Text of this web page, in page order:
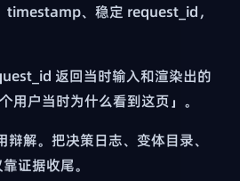
、稳定 request_id，
返回当时输入和渲染出的
用户当时为什么看到这页」。
解。把决策日志、变体目录、
证据收尾。